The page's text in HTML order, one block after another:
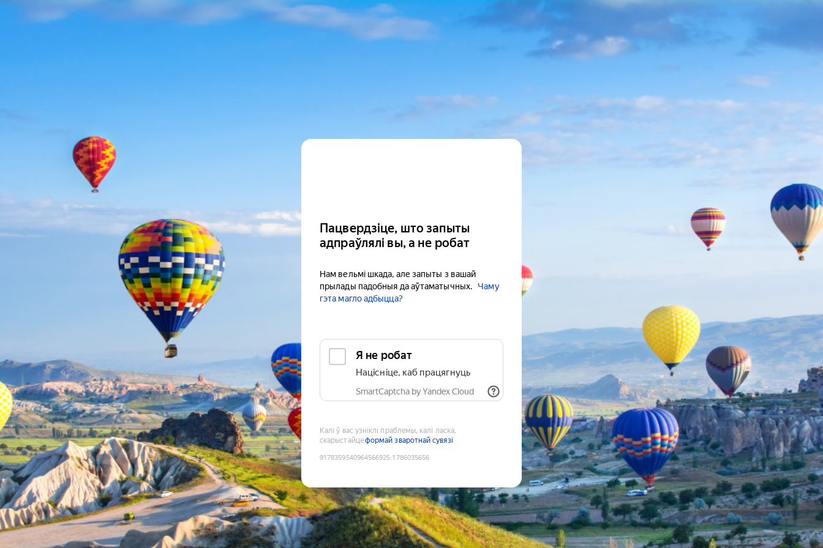
Пацвердзіце, што запыты
адпраўлялі вы, а не робат
Нам вельмі шкада, але запыты з вашай
прылады падобныя да аўтаматычных.
Чаму
гэта магло адбыцца?
Я не робат
Націсніце, каб працягнуць
SmartCaptcha by Yandex Cloud
Калі ў вас узніклі праблемы, калі ласка,
скарыстайцеформай зваротнай сувязі
9178359540964566925:1786035656